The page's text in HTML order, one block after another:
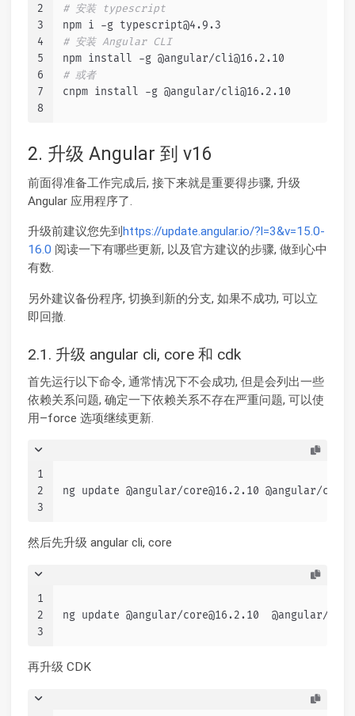
2
3
4
5
6
7
8
# 安装 typescript
npm i -g typescript@4.9.3
# 安装 Angular CLI
npm install -g @angular/cli@16.2.10
# 或者
cnpm install -g @angular/cli@16.2.10
2. 升级 Angular 到 v16
前面得准备工作完成后, 接下来就是重要得步骤, 升级
Angular 应用程序了.
升级前建议您先到 https://update.angular.io/?l=3&v=15.0-
16.0 阅读一下有哪些更新, 以及官方建议的步骤, 做到心中
有数.
另外建议备份程序, 切换到新的分支, 如果不成功, 可以立
即回撤.
2.1. 升级 angular cli, core 和 cdk
首先运行以下命令, 通常情况下不会成功, 但是会列出一些
依赖关系问题, 确定一下依赖关系不存在严重问题, 可以使
用–force 选项继续更新.
1
2
3
ng update @angular/core@16.2.10 @angular/
然后先升级 angular cli, core
1
2
3
ng update @angular/core@16.2.10  @angular/
再升级 CDK